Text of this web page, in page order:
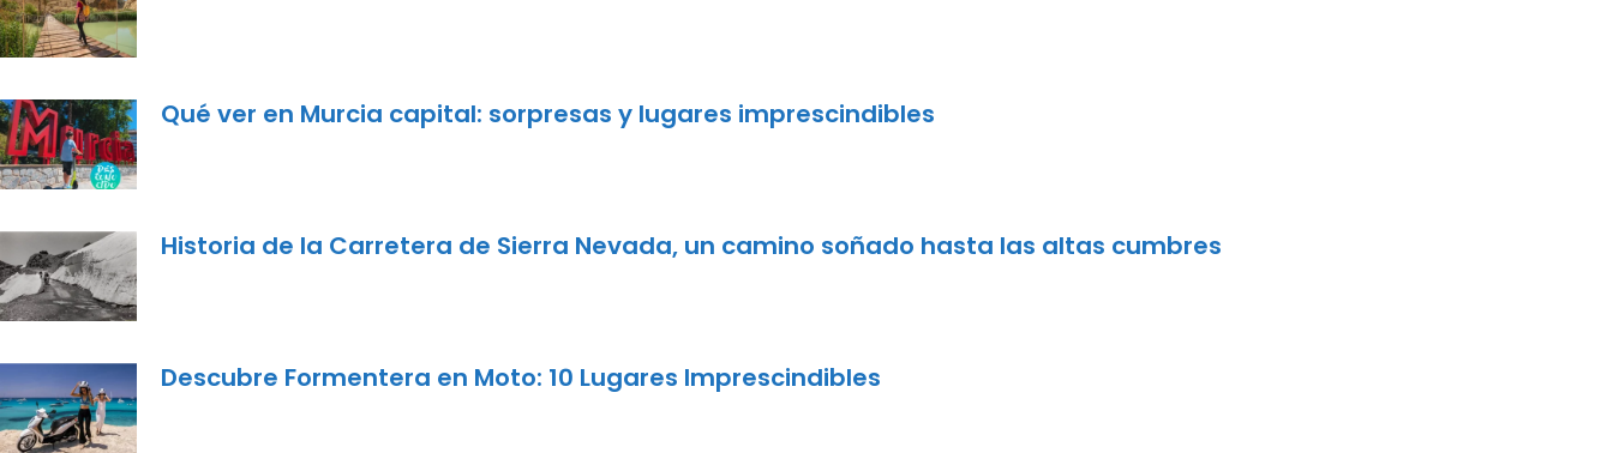
Qué ver en Murcia capital: sorpresas y lugares imprescindibles
Historia de la Carretera de Sierra Nevada, un camino soñado hasta las altas cumbres
Descubre Formentera en Moto: 10 Lugares Imprescindibles